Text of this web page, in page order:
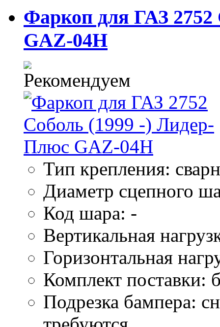
Фаркоп для ГАЗ
GAZ-04H
Тип крепления:
Диаметр сцепного
Код шара: -
Вертикальная
Горизонтальная
Комплект поставки:
Подрезка бампера: